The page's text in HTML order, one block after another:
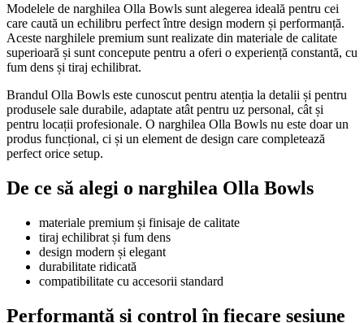
Modelele de narghilea Olla Bowls sunt alegerea ideală pentru cei
care caută un echilibru perfect între design modern și performanță.
Aceste narghilele premium sunt realizate din materiale de calitate
superioară și sunt concepute pentru a oferi o experiență constantă, cu
fum dens și tiraj echilibrat.
Brandul Olla Bowls este cunoscut pentru atenția la detalii și pentru
produsele sale durabile, adaptate atât pentru uz personal, cât și
pentru locații profesionale. O narghilea Olla Bowls nu este doar un
produs funcțional, ci și un element de design care completează
perfect orice setup.
De ce să alegi o narghilea Olla Bowls
materiale premium și finisaje de calitate
tiraj echilibrat și fum dens
design modern și elegant
durabilitate ridicată
compatibilitate cu accesorii standard
Performanță și control în fiecare sesiune